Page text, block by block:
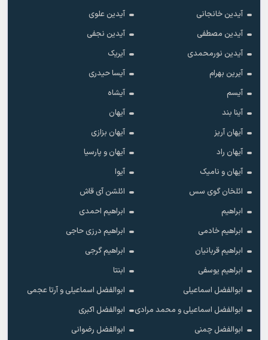
آیدین خانجانی
آیدین علوی
آیدین مصطفی
آیدین نجفی
آیدین نورمحمدی
آیریک
آیرین بهرام
آیسا حیدری
آیسم
آیشاه
آینا بند
آیهان
آیهان آریز
آیهان بزازی
آیهان راد
آیهان و پارسیا
آیهان و نامیک
آیوا
ائلخان گوی سس
ائلشن آی قاش
ابراهیم
ابراهیم احمدی
ابراهیم خادمی
ابراهیم درزی حاجی
ابراهیم قربانیان
ابراهیم گرجی
ابراهیم یوسفی
ابنتا
ابوالفضل اسماعیلی
ابوالفضل اسماعیلی و آرتا عجمی
ابوالفضل اسماعیلی و محمد مرادی
ابوالفضل اکبری
ابوالفضل چمنی
ابوالفضل رضوانی